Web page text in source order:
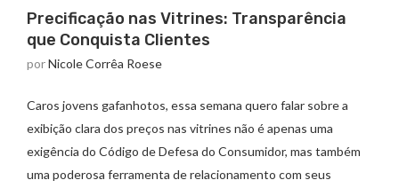
Precificação nas Vitrines: Transparência
que Conquista Clientes
porNicole Corrêa Roese
Caros jovens gafanhotos, essa semana quero falar sobre a
exibição clara dos preços nas vitrines não é apenas uma
exigência do Código de Defesa do Consumidor, mas também
uma poderosa ferramenta de relacionamento com seus